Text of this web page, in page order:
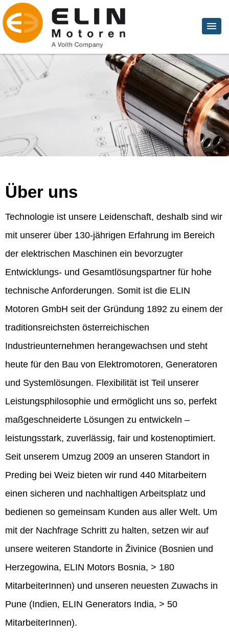
Über uns
Technologie ist unsere Leidenschaft, deshalb sind wir
mit unserer über 130-jährigen Erfahrung im Bereich
der elektrischen Maschinen ein bevorzugter
Entwicklungs- und Gesamtlösungspartner für hohe
technische Anforderungen. Somit ist die ELIN
Motoren GmbH seit der Gründung 1892 zu einem der
traditionsreichsten österreichischen
Industrieunternehmen herangewachsen und steht
heute für den Bau von Elektromotoren, Generatoren
und Systemlösungen. Flexibilität ist Teil unserer
Leistungsphilosophie und ermöglicht uns so, perfekt
maßgeschneiderte Lösungen zu entwickeln –
leistungsstark, zuverlässig, fair und kostenoptimiert.
Seit unserem Umzug 2009 an unseren Standort in
Preding bei Weiz bieten wir rund 440 Mitarbeitern
einen sicheren und nachhaltigen Arbeitsplatz und
bedienen so gemeinsam Kunden aus aller Welt. Um
mit der Nachfrage Schritt zu halten, setzen wir auf
unsere weiteren Standorte in Živinice (Bosnien und
Herzegowina, ELIN Motors Bosnia, > 180
MitarbeiterInnen) und unseren neuesten Zuwachs in
Pune (Indien, ELIN Generators India, > 50
MitarbeiterInnen).